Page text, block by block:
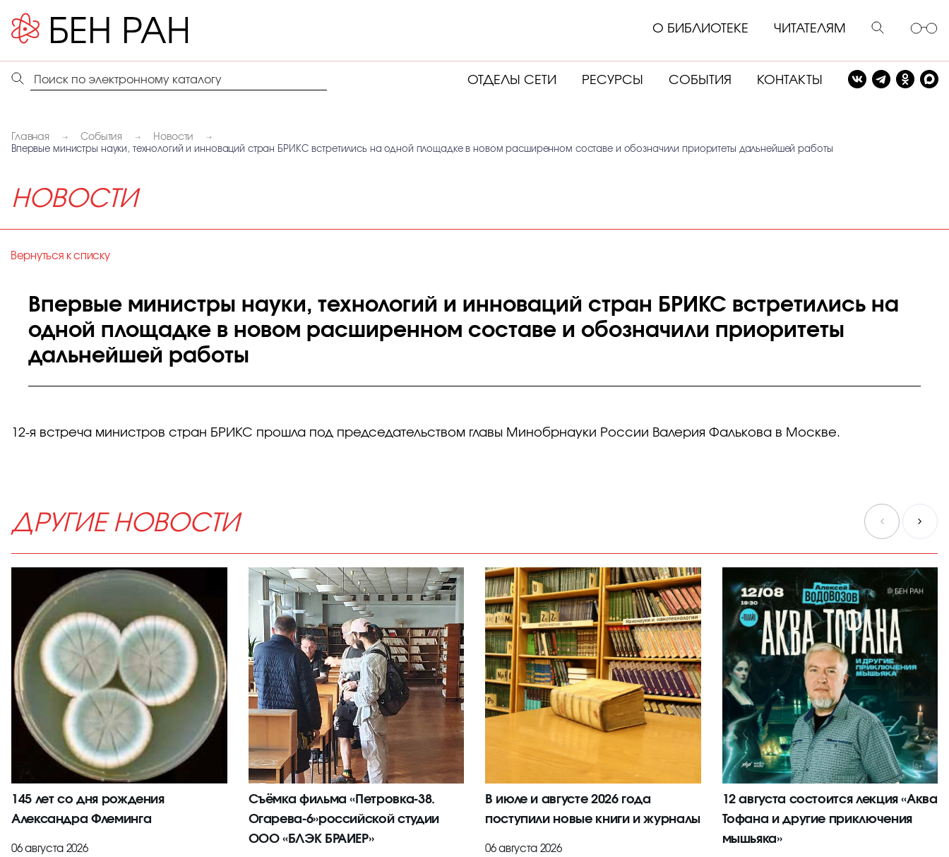
О БИБЛИОТЕКЕ ЧИТАТЕЛЯМ
ОТДЕЛЫ СЕТИ РЕСУРСЫ СОБЫТИЯ КОНТАКТЫ
Главная События Новости
Впервые министры науки, технологий и инноваций стран БРИКС встретились на одной площадке в новом расширенном составе и обозначили приоритеты дальнейшей работы
НОВОСТИ
Вернуться к списку
Впервые министры науки, технологий и инноваций стран БРИКС встретились на
одной площадке в новом расширенном составе и обозначили приоритеты
дальнейшей работы
12-я встреча министров стран БРИКС прошла под председательством главы Минобрнауки России Валерия Фалькова в Москве.
ДРУГИЕ НОВОСТИ
145 лет со дня рождения
Александра Флеминга
06 августа 2026
Съёмка фильма «Петровка-38.
Огарева-6»российской студии
ООО «БЛЭК БРАИЕР»
В июле и августе 2026 года
поступили новые книги и журналы
06 августа 2026
12 августа состоится лекция «Аква
Тофана и другие приключения
мышьяка»